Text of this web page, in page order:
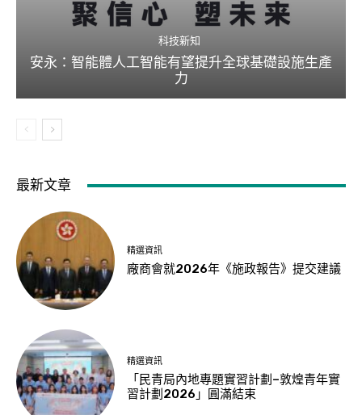
科技新知
安永：智能體人工智能有望提升全球基礎設施生產
力
最新文章
精選資訊
廠商會就2026年《施政報告》提交建議
精選資訊
「民青局內地專題實習計劃–敦煌青年實
習計劃2026」圓滿結束